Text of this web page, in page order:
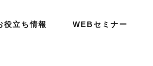
役立ち情報 WEBセミナー